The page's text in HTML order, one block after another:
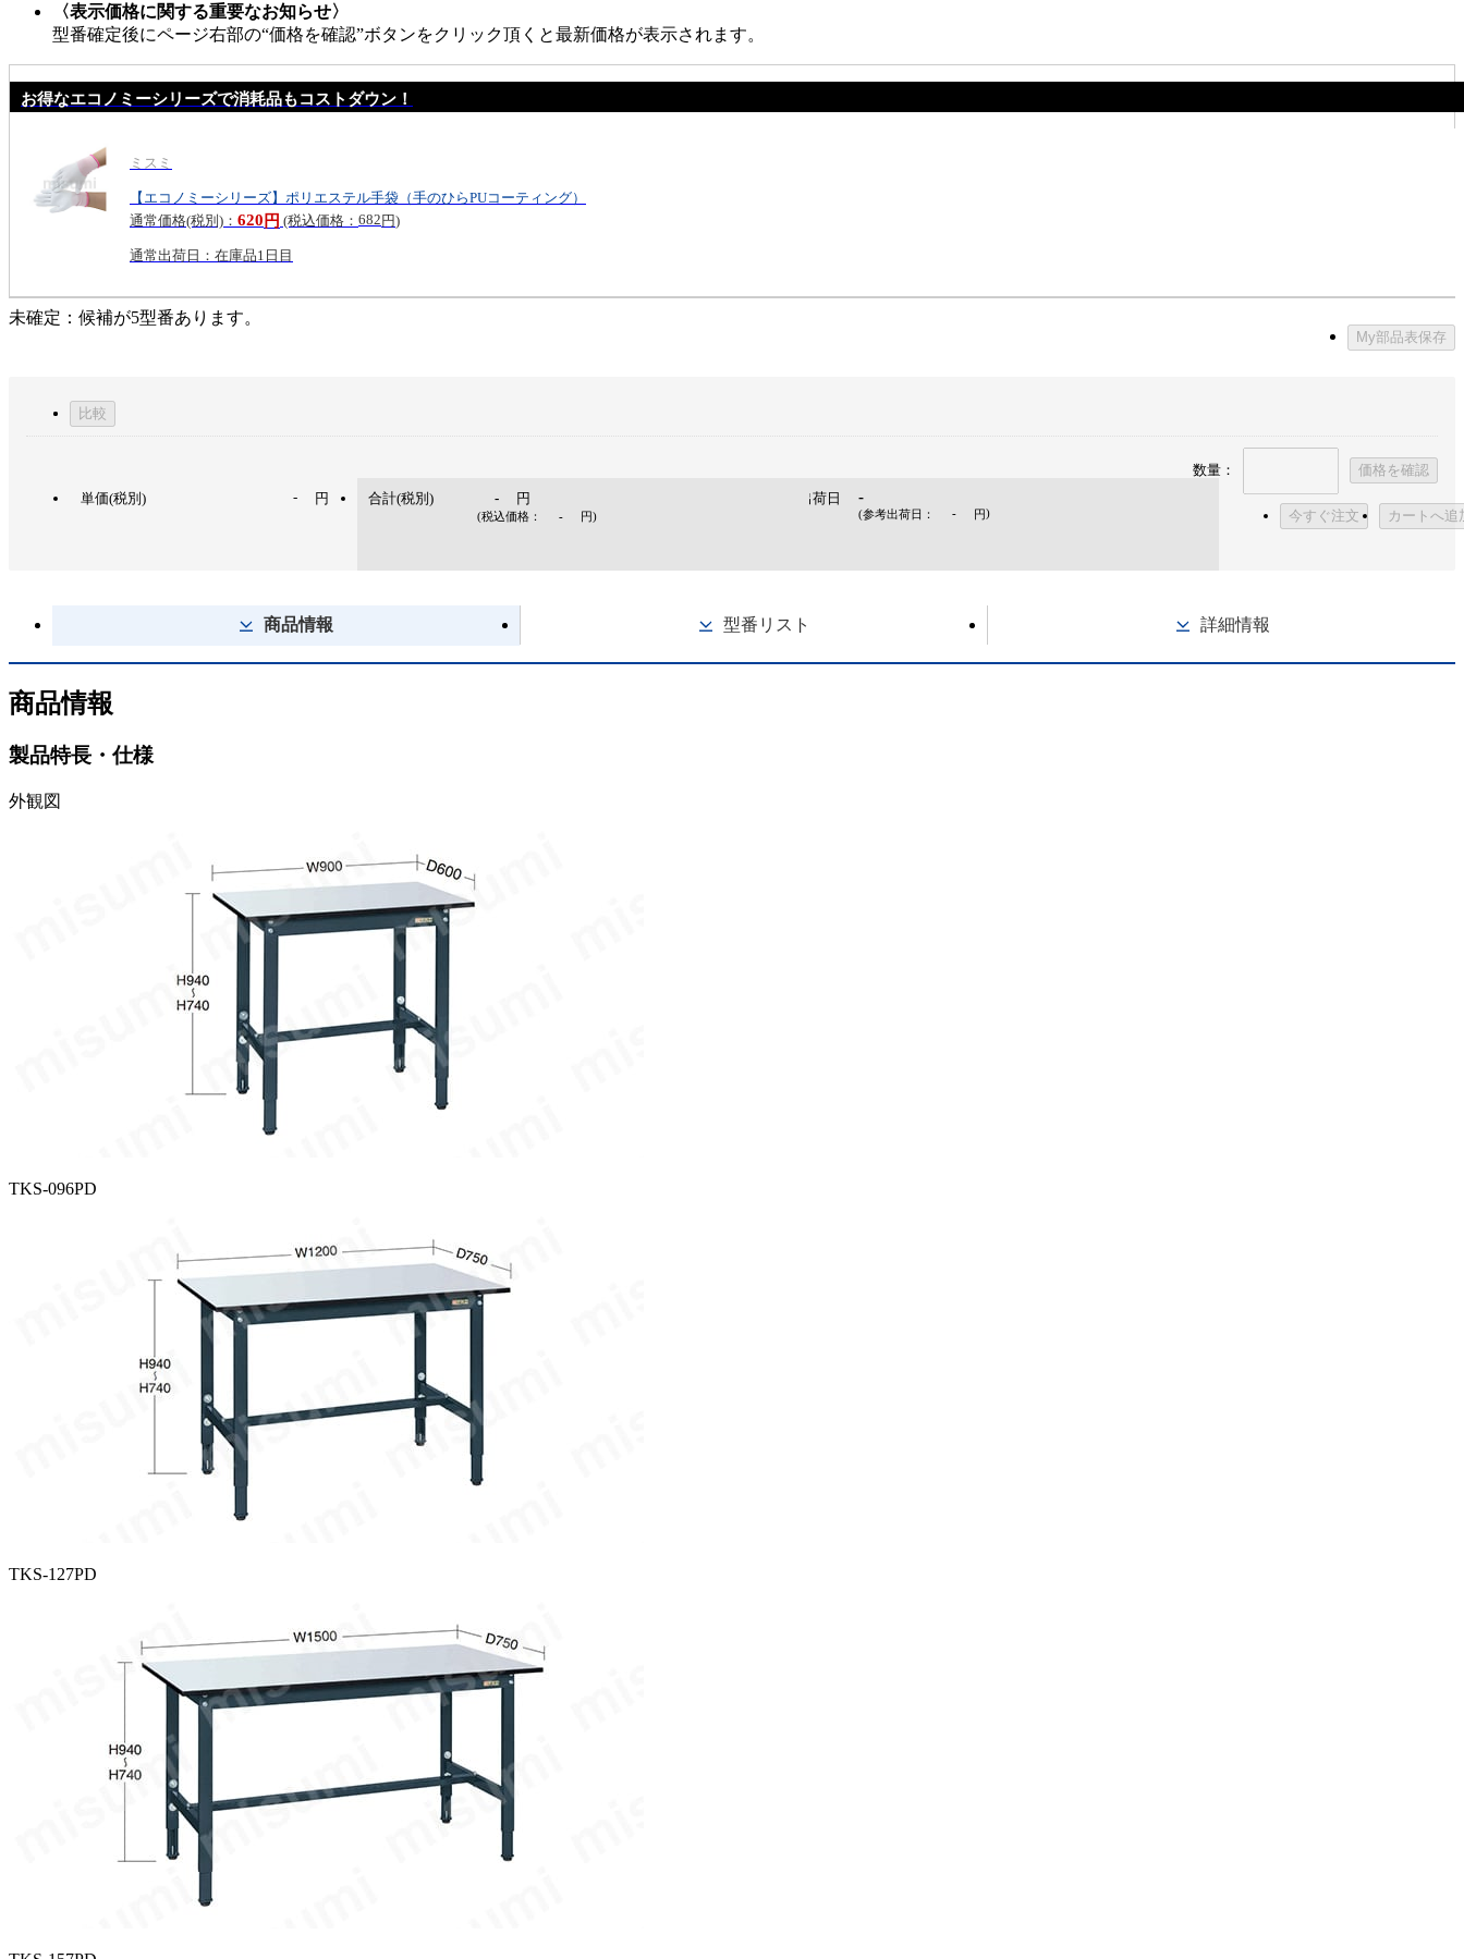
〈表示価格に関する重要なお知らせ〉
型番確定後にページ右部の“価格を確認”ボタンをクリック頂くと最新価格が表示されます。
お得なエコノミーシリーズで消耗品もコストダウン！
ミスミ
【エコノミーシリーズ】ポリエステル手袋（手のひらPUコーティング）
通常価格(税別)： 620 円 (税込価格： 682 円)
通常出荷日：在庫品1日目
未確定：候補が5型番あります。
My部品表保存
比較
単価(税別) - 円 合計(税別) - 円
(税込価格： - 円)
出荷日 -
(参考出荷日： - 円)
数量： 価格を確認
今すぐ注文 カートへ追
商品情報 型番リスト 詳細情報
商品情報
製品特長・仕様
外観図
TKS-096PD
TKS-127PD